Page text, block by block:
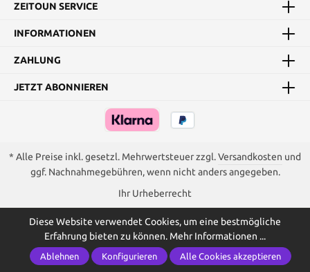
ZEITOUN SERVICE
INFORMATIONEN
ZAHLUNG
JETZT ABONNIEREN
* Alle Preise inkl. gesetzl. Mehrwertsteuer zzgl.Versandkosten und
ggf. Nachnahmegebühren, wenn nicht anders angegeben.
Ihr Urheberrecht
Diese Website verwendet Cookies, um eine bestmögliche
Erfahrung bieten zu können. Mehr Informationen ...
Ablehnen Konfigurieren Alle Cookies akzeptieren